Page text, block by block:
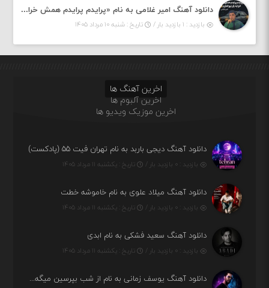
دانلود آهنگ امیر غلامی به نام «پرایدم پرایدم همش خرابه یار نیو کنارم دیگه پولی نداروم (ریمیکس اینستاگرام)»
بازدید : ۱ بازدید بار / تاریخ : شنبه ۱۰ مرداد ۱۴۰۵
اخرین آهنگ ها
اخرین آلبوم ها
اخرین موزیک ویدیو ها
دانلود آهنگ دیجی باربد به نام تهران فیت ۵۵ (پادکست)
بازدید : ۰ بازدید بار / تاریخ : یکشنبه ۱۱ مرداد ۱۴۰۵
دانلود آهنگ میلاد علوی به نام خاموشه خطت
بازدید : ۰ بازدید بار / تاریخ : یکشنبه ۱۱ مرداد ۱۴۰۵
دانلود آهنگ سعید فشکی به نام ابدی
بازدید : ۰ بازدید بار / تاریخ : یکشنبه ۱۱ مرداد ۱۴۰۵
دانلود آهنگ یوسف زمانی به نام از شب بپرسین میگه چه روزگاری دارم